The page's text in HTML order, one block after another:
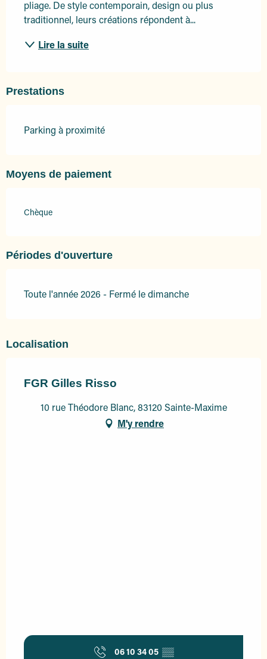
pliage. De style contemporain, design ou plus
traditionnel, leurs créations répondent à...
Lire la suite
Prestations
Parking à proximité
Moyens de paiement
Chèque
Périodes d'ouverture
Toute l'année 2026 - Fermé le dimanche
Localisation
FGR Gilles Risso
10 rue Théodore Blanc, 83120 Sainte-Maxime
M'y rendre
06 10 34 05 ▒▒